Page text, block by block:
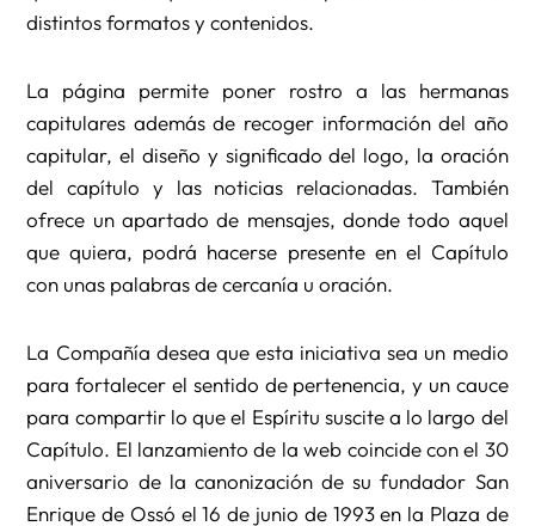
distintos formatos y contenidos.
La página permite poner rostro a las hermanas
capitulares además de recoger información del año
capitular, el diseño y significado del logo, la oración
del capítulo y las noticias relacionadas. También
ofrece un apartado de mensajes, donde todo aquel
que quiera, podrá hacerse presente en el Capítulo
con unas palabras de cercanía u oración.
La Compañía desea que esta iniciativa sea un medio
para fortalecer el sentido de pertenencia, y un cauce
para compartir lo que el Espíritu suscite a lo largo del
Capítulo. El lanzamiento de la web coincide con el 30
aniversario de la canonización de su fundador San
Enrique de Ossó el 16 de junio de 1993 en la Plaza de